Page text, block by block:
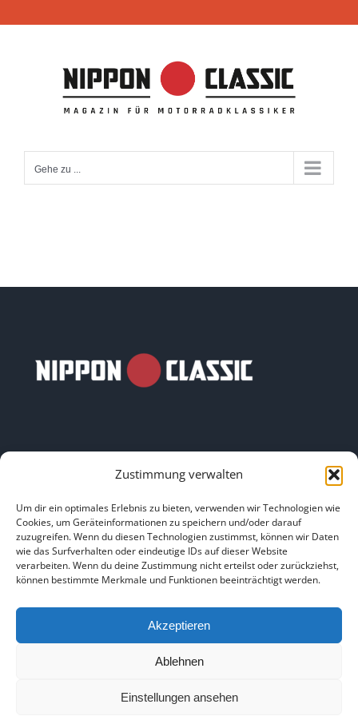
Zustimmung verwalten
Um dir ein optimales Erlebnis zu bieten, verwenden wir Technologien wie
Cookies, um Geräteinformationen zu speichern und/oder darauf
zuzugreifen. Wenn du diesen Technologien zustimmst, können wir Daten
wie das Surfverhalten oder eindeutige IDs auf dieser Website
verarbeiten. Wenn du deine Zustimmung nicht erteilst oder zurückziehst,
können bestimmte Merkmale und Funktionen beeinträchtigt werden.
Akzeptieren
Ablehnen
Einstellungen ansehen
Inhalt
Gehe zu ...
HOME|ÜBER UNS|IMPRESSUM |DATENSCHUTZ
BILDNACHWEISE
Copyright 2025